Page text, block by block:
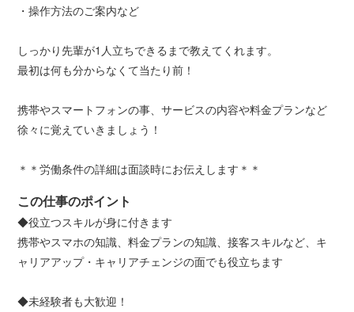
・操作方法のご案内など
しっかり先輩が1人立ちできるまで教えてくれます。
最初は何も分からなくて当たり前！
携帯やスマートフォンの事、サービスの内容や料金プランなど
徐々に覚えていきましょう！
＊＊労働条件の詳細は面談時にお伝えします＊＊
この仕事のポイント
◆役立つスキルが身に付きます
携帯やスマホの知識、料金プランの知識、接客スキルなど、キ
ャリアアップ・キャリアチェンジの面でも役立ちます
◆未経験者も大歓迎！